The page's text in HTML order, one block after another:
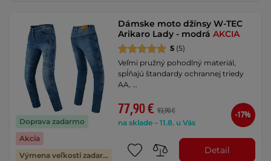
Doprava zadarmo
Akcia
Výmena veľkosti zadarmo
Dámske moto džínsy W-TEC
Arikaro Lady - modráAKCIA
5 (5)
Veľmi pružný pohodlný materiál,
spĺňajú štandardy ochrannej triedy
AA, …
77,90 € 93,90 €
na sklade – 11.8. u Vás
-17%
Detail